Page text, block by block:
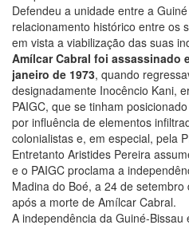
Defendeu a unidade entre a
relacionamento histórico entre os
em vista a viabilização das suas
Amílcar Cabral foi assassinado
janeiro de 1973, quando
designadamente Inocêncio Kani,
PAIGC, que se tinham
por influência de elementos
colonialistas e, em especial, pela
Entretanto Aristides Pereira
e o PAIGC proclama a
Madina do Boé, a 24 de
após a morte de Amílcar Cabral.
A independência da Guiné-